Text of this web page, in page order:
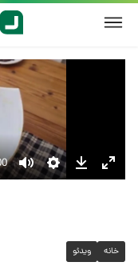
خانه ویدئو